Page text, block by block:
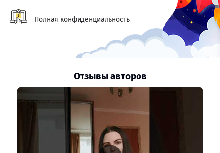
Полная конфиденциальность
Отзывы авторов